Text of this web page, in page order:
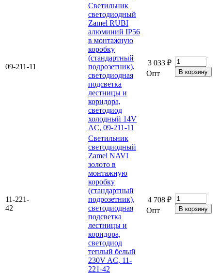
09-211-11
Светильник
светодиодный
Zamel RUBI
алюминий IP56
в монтажную
коробку
(стандартный
подрозетник),
светодиодная
подсветка
лестницы и
коридора,
светодиод
холодный 14V
AC, 09-211-11
3 033 ₽
Опт
11-221-
42
Светильник
светодиодный
Zamel NAVI
золото в
монтажную
коробку
(стандартный
подрозетник),
светодиодная
подсветка
лестницы и
коридора,
светодиод
теплый белый
230V AC, 11-
221-42
4 708 ₽
Опт